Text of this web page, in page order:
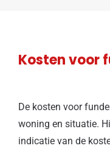
Kosten voor
De kosten voor
woning en situatie.
indicatie van de